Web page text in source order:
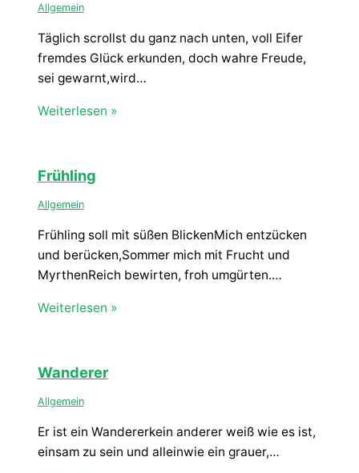
Allgemein
Täglich scrollst du ganz nach unten, voll Eifer
fremdes Glück erkunden, doch wahre Freude,
sei gewarnt,wird…
Weiterlesen »
Frühling
Allgemein
Frühling soll mit süßen BlickenMich entzücken
und berücken,Sommer mich mit Frucht und
MyrthenReich bewirten, froh umgürten.…
Weiterlesen »
Wanderer
Allgemein
Er ist ein Wandererkein anderer weiß wie es ist,
einsam zu sein und alleinwie ein grauer,…